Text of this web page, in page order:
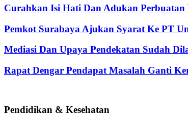
Curahkan Isi Hati Dan Adukan
Pemkot Surabaya Ajukan Syarat Ke PT
Mediasi Dan Upaya Pendekatan Sudah
Rapat Dengar Pendapat Masalah Ganti
Pendidikan & Kesehatan